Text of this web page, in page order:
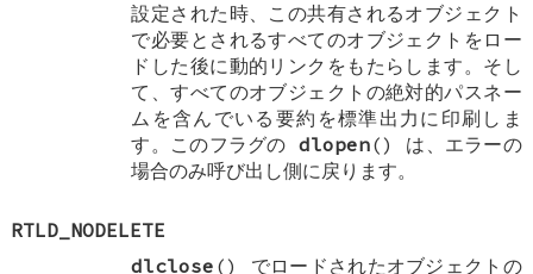
設定された時、この共有されるオブジェクト
で必要とされるすべてのオブジェクトをロー
ドした後に動的リンクをもたらします。そし
て、すべてのオブジェクトの絶対的パスネー
ムを含んでいる要約を標準出力に印刷しま
す。このフラグの dlopen() は、エラーの
場合のみ呼び出し側に戻ります。
RTLD_NODELETE
dlclose () でロードされたオブジェクトの